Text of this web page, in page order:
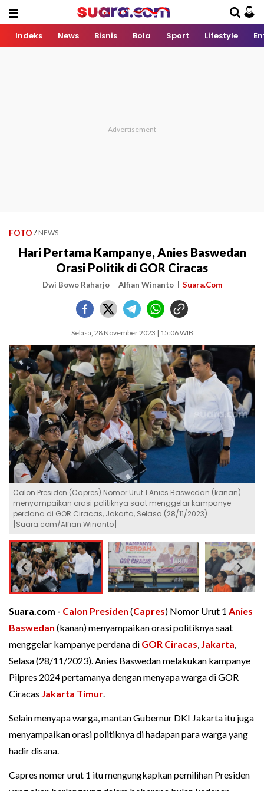
Indeks News Bisnis Bola Sport Lifestyle
FOTO / NEWS
Hari Pertama Kampanye, Anies Baswedan
Orasi Politik di GOR Ciracas
Dwi Bowo Raharjo Alfian Winanto Suara.Com
Selasa, 28 November 2023 | 15:06 WIB
Calon Presiden (Capres) Nomor Urut 1 Anies Baswedan (kanan)
menyampaikan orasi politiknya saat menggelar kampanye
perdana di GOR Ciracas, Jakarta, Selasa (28/11/2023).
[Suara.com/Alfian Winanto]
Suara.com - Calon Presiden (Capres) Nomor Urut 1 Anies
Baswedan (kanan) menyampaikan orasi politiknya saat
menggelar kampanye perdana di GOR Ciracas, Jakarta,
Selasa (28/11/2023). Anies Baswedan melakukan kampanye
Pilpres 2024 pertamanya dengan menyapa warga di GOR
Ciracas Jakarta Timur.
Selain menyapa warga, mantan Gubernur DKI Jakarta itu juga
menyampaikan orasi politiknya di hadapan para warga yang
hadir disana.
Capres nomer urut 1 itu mengungkapkan pemilihan Presiden